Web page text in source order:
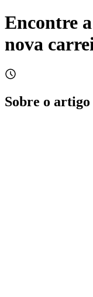
Encontre
nova
Sobre o artigo